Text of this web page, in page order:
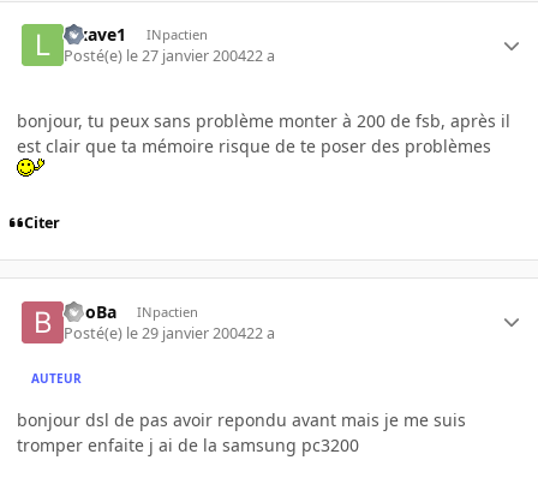
lexave1 INpactien
Posté(e) le 27 janvier 200422 a
bonjour, tu peux sans problème monter à 200 de fsb, après il
est clair que ta mémoire risque de te poser des problèmes
Citer
BooBa INpactien
Posté(e) le 29 janvier 200422 a
AUTEUR
bonjour dsl de pas avoir repondu avant mais je me suis
tromper enfaite j ai de la samsung pc3200